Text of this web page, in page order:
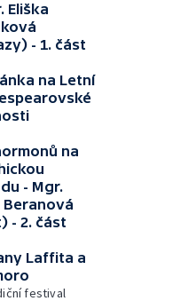
Eliška
- 1. část
na Letní
na
- Mgr.
Beranová
- 2. část
Laffita a
festival